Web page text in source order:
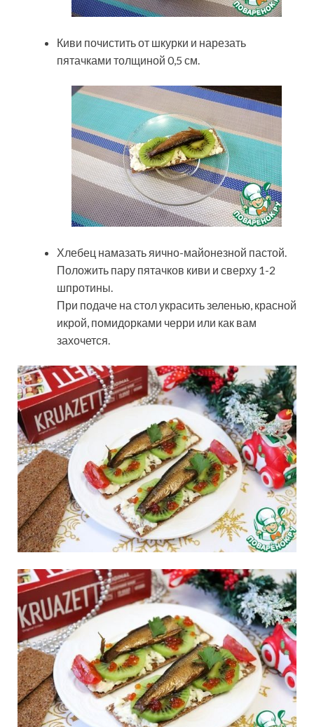
Киви почистить от шкурки и нарезать
пятачками толщиной 0,5 см.
Хлебец намазать яично-майонезной пастой.
Положить пару пятачков киви и сверху 1-2
шпротины.
При подаче на стол украсить зеленью, красной
икрой, помидорками черри или как вам
захочется.